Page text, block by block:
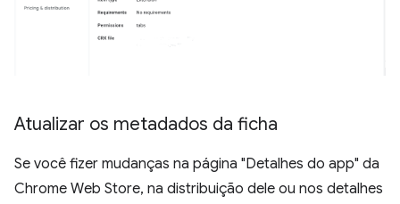
Atualizar os metadados da ficha
Se você fizer mudanças na página "Detalhes do app" da
Chrome Web Store, na distribuição dele ou nos detalhes